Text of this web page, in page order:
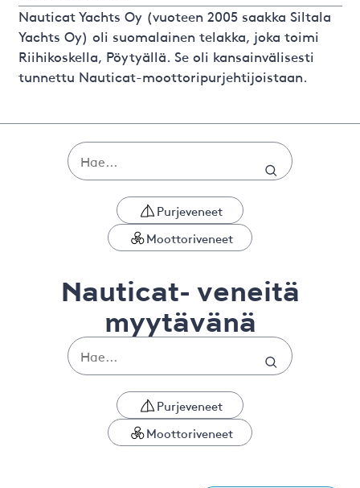
Nauticat Yachts Oy (vuoteen 2005 saakka Siltala
Yachts Oy) oli suomalainen telakka, joka toimi
Riihikoskella, Pöytyällä. Se oli kansainvälisesti
tunnettu Nauticat-moottoripurjehtijoistaan.
Purjeveneet
Moottoriveneet
Nauticat- veneitä
myytävänä
Purjeveneet
Moottoriveneet